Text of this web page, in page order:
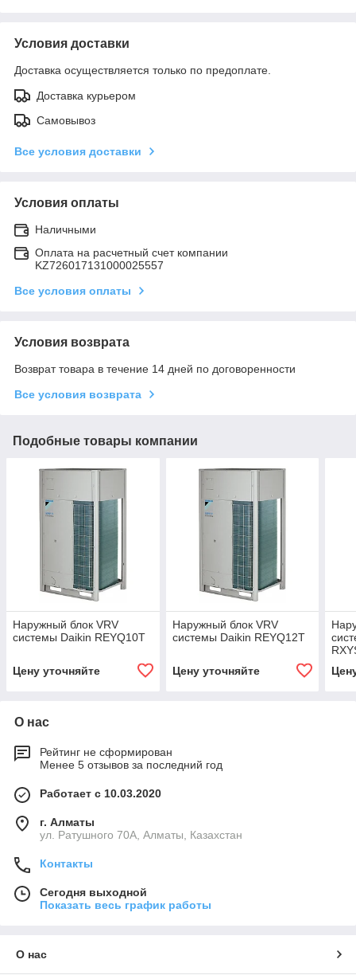
Условия доставки
Доставка осуществляется только по предоплате.
Доставка курьером
Самовывоз
Все условия доставки
Условия оплаты
Наличными
Оплата на расчетный счет компании
KZ726017131000025557
Все условия оплаты
Условия возврата
Возврат товара в течение 14 дней по договоренности
Все условия возврата
Подобные товары компании
Наружный блок VRV
системы Daikin REYQ10T
Цену уточняйте
Наружный блок VRV
системы Daikin REYQ12T
Цену уточняйте
О нас
Рейтинг не сформирован
Менее 5 отзывов за последний год
Работает с 10.03.2020
г. Алматы
ул. Ратушного 70А, Алматы, Казахстан
Контакты
Сегодня выходной
Показать весь график работы
О нас